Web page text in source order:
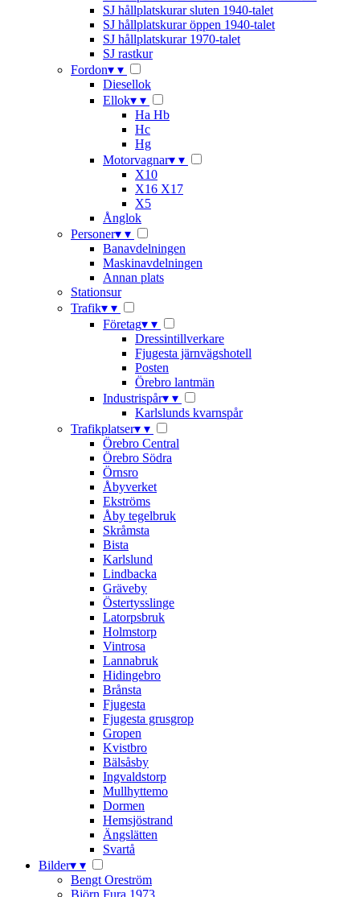
SJ hållplatskurar sluten 1940-talet
SJ hållplatskurar öppen 1940-talet
SJ hållplatskurar 1970-talet
SJ rastkur
Fordon▾ ▾
Diesellok
Ellok▾ ▾
Ha Hb
Hc
Hg
Motorvagnar▾ ▾
X10
X16 X17
X5
Ånglok
Personer▾ ▾
Banavdelningen
Maskinavdelningen
Annan plats
Stationsur
Trafik▾ ▾
Företag▾ ▾
Dressintillverkare
Fjugesta järnvägshotell
Posten
Örebro lantmän
Industrispår▾ ▾
Karlslunds kvarnspår
Trafikplatser▾ ▾
Örebro Central
Örebro Södra
Örnsro
Åbyverket
Ekströms
Åby tegelbruk
Skråmsta
Bista
Karlslund
Lindbacka
Gräveby
Östertysslinge
Latorpsbruk
Holmstorp
Vintrosa
Lannabruk
Hidingebro
Brånsta
Fjugesta
Fjugesta grusgrop
Gropen
Kvistbro
Bälsåsby
Ingvaldstorp
Mullhyttemo
Dormen
Hemsjöstrand
Ängslätten
Svartå
Bilder▾ ▾
Bengt Oreström
Björn Fura 1973